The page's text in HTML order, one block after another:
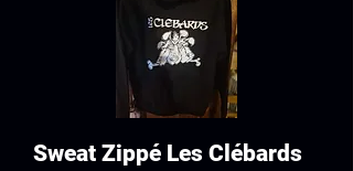
Sweat Zippé Les Clébards